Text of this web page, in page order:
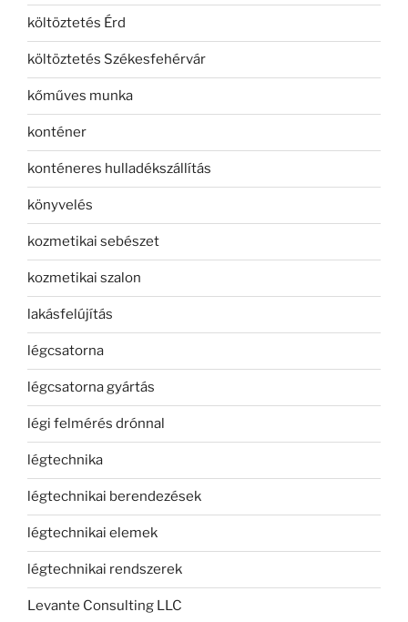
költöztetés Érd
költöztetés Székesfehérvár
kőműves munka
konténer
konténeres hulladékszállítás
könyvelés
kozmetikai sebészet
kozmetikai szalon
lakásfelújítás
légcsatorna
légcsatorna gyártás
légi felmérés drónnal
légtechnika
légtechnikai berendezések
légtechnikai elemek
légtechnikai rendszerek
Levante Consulting LLC